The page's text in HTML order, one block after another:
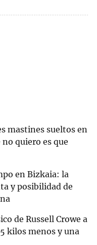
mastines sueltos en
quiero es que
en Bizkaia: la
y posibilidad de
de Russell Crowe a
kilos menos y una